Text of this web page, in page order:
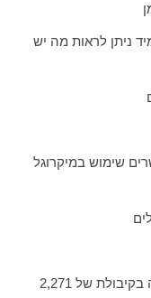
ניתן לראות מה יש
שימוש במיקרוגל
1 קופסא לאחסון מפלסטיק בתוספת מכסה בקיבולת של 2,271